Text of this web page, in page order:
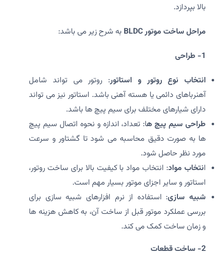
بالا بپردازد.
مراحل ساخت موتور BLDC
به شرح زیر می باشد:
1- طراحی
انتخاب نوع روتور و استاتور: روتور می تواند شامل
آهنرباهای دائمی یا هسته آهنی باشد. استاتور نیز می تواند
دارای شیارهای مختلف برای سیم پیچ ها باشد.
طراحی سیم پیچ ها: تعداد، اندازه و نحوه اتصال سیم پیچ
ها به صورت دقیق محاسبه می شود تا گشتاور و سرعت
مورد نظر حاصل شود.
انتخاب مواد: انتخاب مواد با کیفیت بالا برای ساخت روتور،
استاتور و سایر اجزای موتور بسیار مهم است.
شبیه سازی: استفاده از نرم افزارهای شبیه سازی برای
بررسی عملکرد موتور قبل از ساخت آن، به کاهش هزینه ها
و زمان ساخت کمک می کند.
2- ساخت قطعات